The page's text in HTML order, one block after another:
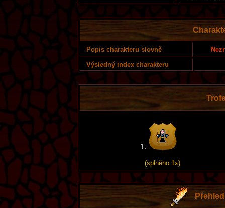
Popis charakteru slovně
Výsledný index charakteru
(splněno 1x)